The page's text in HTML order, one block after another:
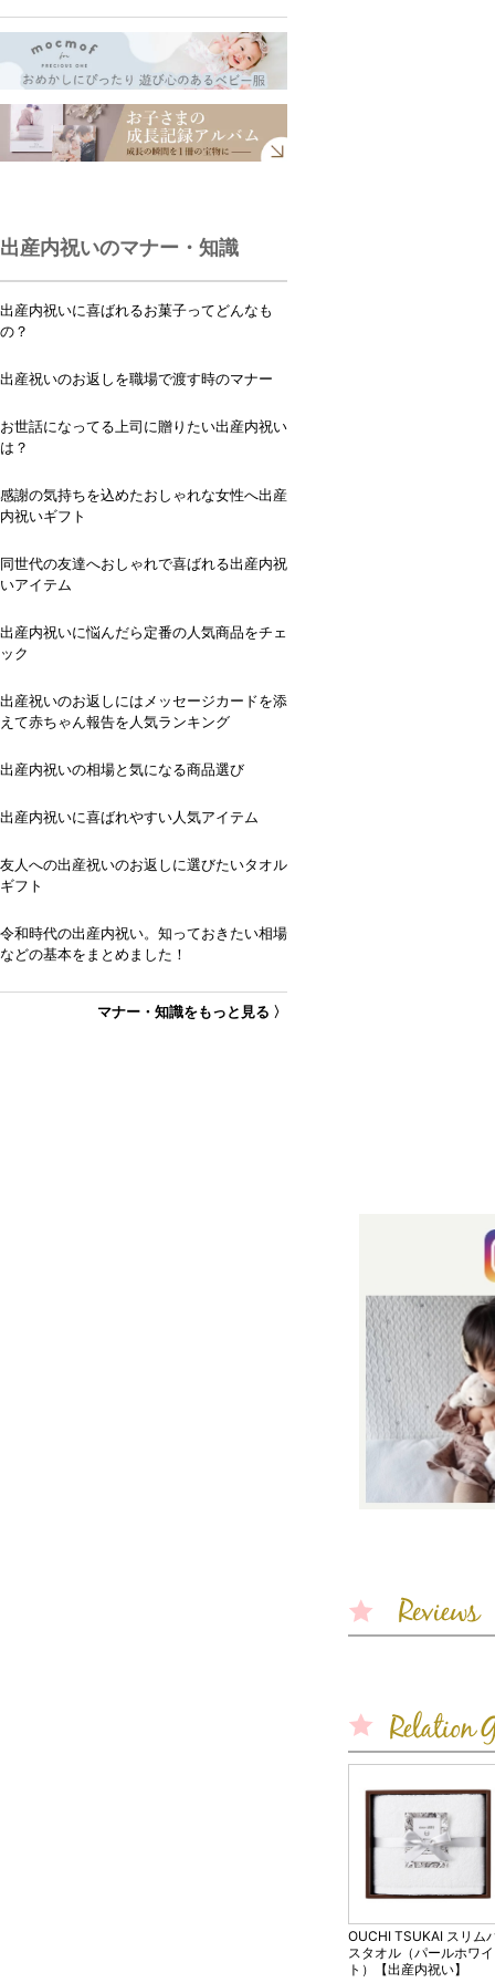
OUCHI TSUKAI スリム
スタオル（パールホワイ
ト）【出産内祝い】
出産内祝いのマナー・知識
出産内祝いに喜ばれるお菓子ってどんなも
の？
出産祝いのお返しを職場で渡す時のマナー
お世話になってる上司に贈りたい出産内祝い
は？
感謝の気持ちを込めたおしゃれな女性へ出産
内祝いギフト
同世代の友達へおしゃれで喜ばれる出産内祝
いアイテム
出産内祝いに悩んだら定番の人気商品をチェ
ック
出産祝いのお返しにはメッセージカードを添
えて赤ちゃん報告を人気ランキング
出産内祝いの相場と気になる商品選び
出産内祝いに喜ばれやすい人気アイテム
友人への出産祝いのお返しに選びたいタオル
ギフト
令和時代の出産内祝い。知っておきたい相場
などの基本をまとめました！
マナー・知識をもっと見る 〉